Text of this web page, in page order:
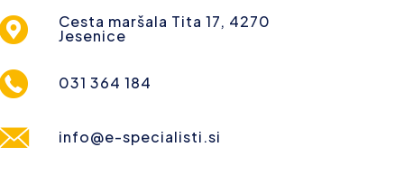
Cesta maršala Tita 17, 4270
Jesenice
031 364 184
info@e-specialisti.si